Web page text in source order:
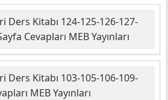
Ders Kitabı 124-125-126-127-
Cevapları MEB Yayınları
Ders Kitabı 103-105-106-109-
MEB Yayınları